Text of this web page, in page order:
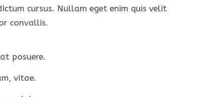
cursus. Nullam eget enim quis velit
convallis.
posuere.
vitae.